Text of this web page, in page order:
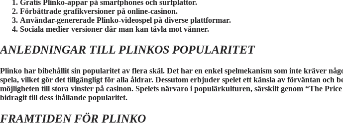
Gratis Plinko-appar på smartphones och surfplattor.
Förbättrade grafikversioner på online-casinon.
Användar-genererade Plinko-videospel på diverse plattformar.
Sociala medier versioner där man kan tävla mot vänner.
ANLEDNINGAR TILL PLINKOS POPULARITET
Plinko har bibehållit sin popularitet av flera skäl. Det har en enkel spelmekanism som inte kräver
spela, vilket gör det tillgängligt för alla åldrar. Dessutom erbjuder spelet ett känsla av förväntan och
möjligheten till stora vinster på casinon. Spelets närvaro i populärkulturen, särskilt genom “The
bidragit till dess ihållande popularitet.
FRAMTIDEN FÖR PLINKO